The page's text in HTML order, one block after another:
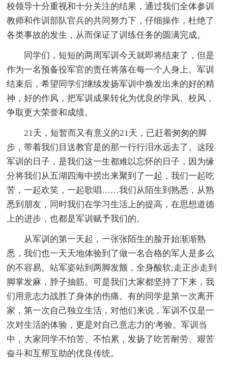
校领导十分重视和十分关注的结果，通过我们全体参训
教师和作训部队官兵的共同努力下，仔细操作，杜绝了
各类事故的发生，从而保证了训练任务的圆满完成。
同学们，短短的两周军训今天就即将结束了，但是
作为一名预备役军官的责任将落在每一个人身上。军训
结束后，希望同学们继续发扬军训中焕发出来的好的精
神，好的作风，把军训成果转化为优良的学风、校风，
争取更大荣誉和成绩。
21天，短暂而又有意义的21天，已赶着匆匆的脚
步，带着我们目送教官是的那一行行泪水远去了。这段
军训的日子，是我们这一生都难以忘怀的日子，因为缘
分将我们从五湖四海中捞出来聚到了一起，我们一起吃
苦，一起欢笑，一起歌唱……我们从陌生到熟悉，从熟
悉到朋友，同时我们在学习生活上的提高，在思想道德
上的进步，也都是军训赋予我们的。
从军训的第一天起，一张张陌生的脸开始渐渐熟
悉，我们也一天天地体验到了做一名合格的军人是多么
的不容易。站军姿站到两脚发颤，全身酸软;走正步走到
脚掌发麻，脖子抽筋。可是我们大家都坚持了下来，我
们用意志力战胜了身体的伤痛。有的同学是第一次离开
家，第一次自己独立生活，对他们来说，军训不仅是一
次对生活的体验，更是对自己意志力的'考验。军训当
中，大家同学不怕苦、不怕累，发扬了吃苦耐劳、艰苦
奋斗和互帮互助的优良传统。